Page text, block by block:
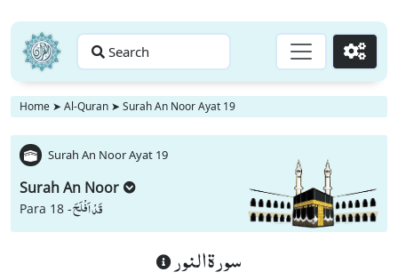
Search Go
Home ➤ Al-Quran ➤ Surah An Noor Ayat 19
Surah An Noor Ayat 19
Surah An Noor
Para 18 -قَدْ اَفْلَحَ
سورة النور